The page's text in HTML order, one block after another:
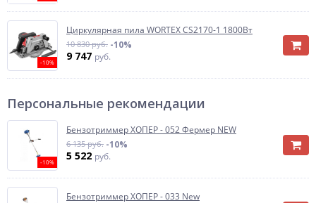
-10%
Циркулярная пила WORTEX CS2170-1 1800Вт
10 830 руб. -10%
9 747 руб.
Персональные рекомендации
-10%
Бензотриммер ХОПЕР - 052 Фермер NEW
6 135 руб. -10%
5 522 руб.
Бензотриммер ХОПЕР - 033 New